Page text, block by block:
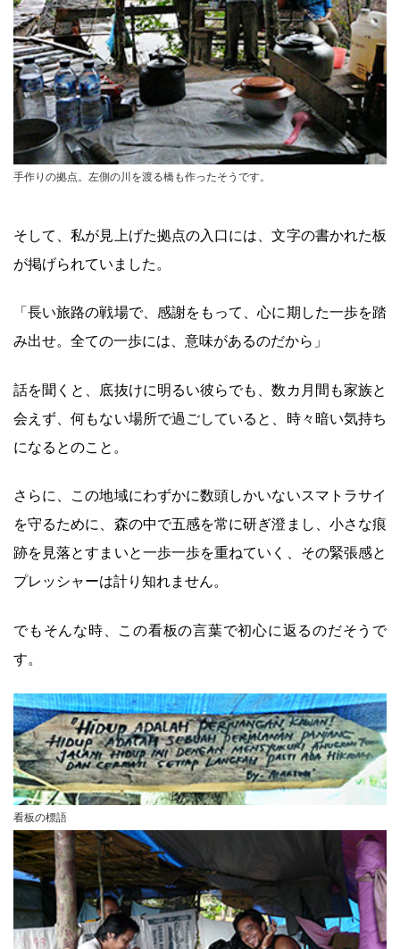
手作りの拠点。左側の川を渡る橋も作ったそうです。
そして、私が見上げた拠点の入口には、文字の書かれた板
が掲げられていました。
「長い旅路の戦場で、感謝をもって、心に期した一歩を踏
み出せ。全ての一歩には、意味があるのだから」
話を聞くと、底抜けに明るい彼らでも、数カ月間も家族と
会えず、何もない場所で過ごしていると、時々暗い気持ち
になるとのこと。
さらに、この地域にわずかに数頭しかいないスマトラサイ
を守るために、森の中で五感を常に研ぎ澄まし、小さな痕
跡を見落とすまいと一歩一歩を重ねていく、その緊張感と
プレッシャーは計り知れません。
でもそんな時、この看板の言葉で初心に返るのだそうで
す。
看板の標語